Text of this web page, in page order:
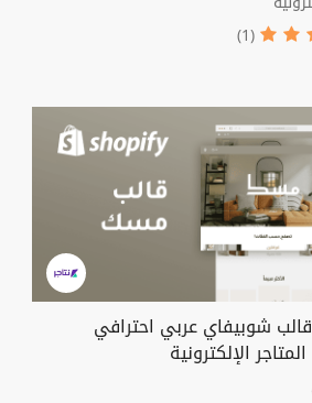
(1)
شوبيفاي عربي احترافي
الإلكترونية